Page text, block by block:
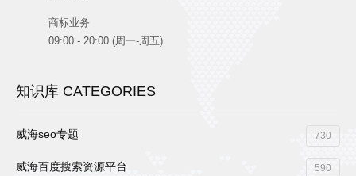
商标业务
09:00 - 20:00 (周一-周五)
知识库 CATEGORIES
威海seo专题 730
威海百度搜索资源平台 590